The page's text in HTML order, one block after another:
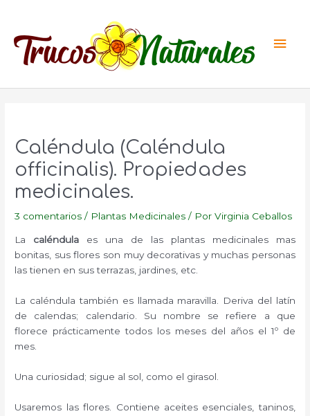
contenido
Caléndula (Caléndula
officinalis). Propiedades
medicinales.
3 comentarios / Plantas Medicinales / PorVirginia Ceballos
La caléndula es una de las plantas medicinales mas
bonitas, sus flores son muy decorativas y muchas personas
las tienen en sus terrazas, jardines, etc.
La caléndula también es llamada maravilla. Deriva del latín
de calendas; calendario. Su nombre se refiere a que
florece prácticamente todos los meses del años el 1º de
mes.
Una curiosidad; sigue al sol, como el girasol.
Usaremos las flores. Contiene aceites esenciales, taninos,